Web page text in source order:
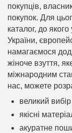
покупців,
покупок. Для
каталог, до
України,
намагаємося
жіноче взуття,
міжнародним
нас, можете
великий
якісні
акуратне